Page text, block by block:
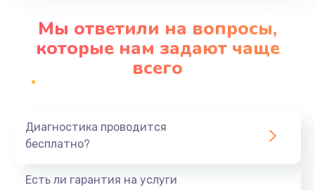
Мы ответили на вопросы,
которые нам задают чаще
всего
Диагностика проводится
бесплатно?
Есть ли гарантия на услуги